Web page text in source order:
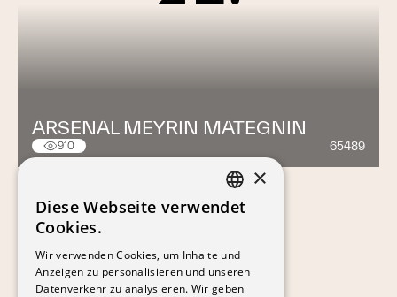
ARSENAL MEYRIN MATEGNIN
910 65489
FRENCH
×
Diese Webseite verwendet
Cookies.
Wir verwenden Cookies, um Inhalte und
Anzeigen zu personalisieren und unseren
Datenverkehr zu analysieren. Wir geben